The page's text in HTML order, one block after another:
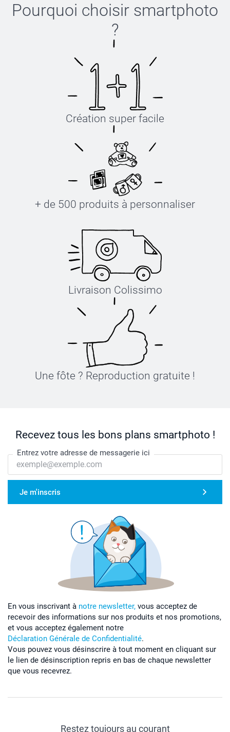
Pourquoi choisir smartphoto
?
Création super facile
+ de 500 produits à personnaliser
Livraison Colissimo
Une fôte ? Reproduction gratuite !
Recevez tous les bons plans smartphoto !
Entrez votre adresse de messagerie ici
Je m'inscris
En vous inscrivant à notre newsletter, vous acceptez de
recevoir des informations sur nos produits et nos promotions,
et vous acceptez également notre
Déclaration Générale de Confidentialité.
Vous pouvez vous désinscrire à tout moment en cliquant sur
le lien de désinscription repris en bas de chaque newsletter
que vous recevrez.
Restez toujours au courant